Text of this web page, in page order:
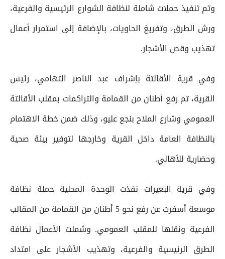
وتم تنفيذ حملات شاملة لنظافة الشوارع الرئيسية والفرعية،
ورش الطرق، وتفريغ الحاويات، بالإضافة إلى استمرار أعمال
تهذيب وقص الأشجار.
وفي قرية الأقالتة بإشراف عبد الناصر التهامي، رئيس
القرية، تم رفع أطنان من القمامة والتراكمات بمقلب الأقالتة
العمومي وشارع الملاح بنجع عليو، وذلك ضمن خطة الاهتمام
بالنظافة العامة داخل القرية وخارجها لتوفير بيئة صحية
وحضارية للأهالي.
وفي قرية البعيرات نفذت الوحدة المحلية حملة نظافة
موسعة أسفرت عن رفع نحو 5 أطنان من القمامة من المقالب
الفرعية ونقلها للمقلب العمومي. وشملت الأعمال نظافة
الطرق الرئيسية والفرعية، وتهذيب الأشجار على امتداد